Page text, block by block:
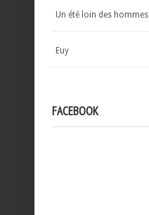
Un été loin des hommes
Euy
FACEBOOK